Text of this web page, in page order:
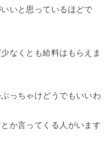
いと思っているほどで
なくとも給料はもらえま
っちゃけどうでもいいわ
か言ってくる人がいます